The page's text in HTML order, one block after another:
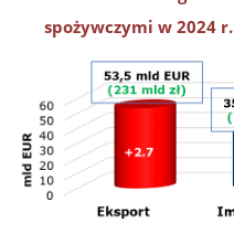
spożywczymi w 2024 r.